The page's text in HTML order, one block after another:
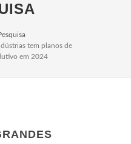
tem planos de
em 2024